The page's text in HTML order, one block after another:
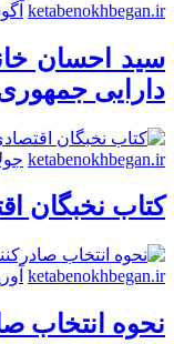
ketabenokhbegan.ir
سید احسان
دارایی
ketabenokhbegan.ir جولای
کتاب نخبگان
ketabenokhbegan.ir آوریل
نحوه انتخاب